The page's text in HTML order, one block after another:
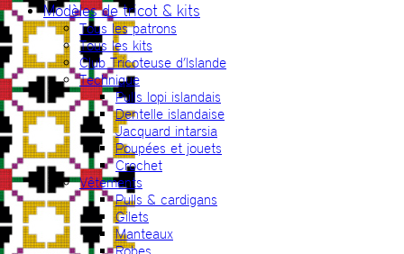
Modèles de tricot & kits
Tous les patrons
Tous les kits
Club Tricoteuse d’Islande
Technique
Pulls lopi islandais
Dentelle islandaise
Jacquard intarsia
Poupées et jouets
Crochet
Vêtements
Pulls & cardigans
Gilets
Manteaux
Robes